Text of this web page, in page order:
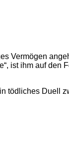
Vermögen
ist ihm auf den
tödliches Duell